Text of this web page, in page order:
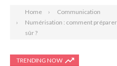
Home
Communication
Numérisation : comment
sûr ?
TRENDING NOW